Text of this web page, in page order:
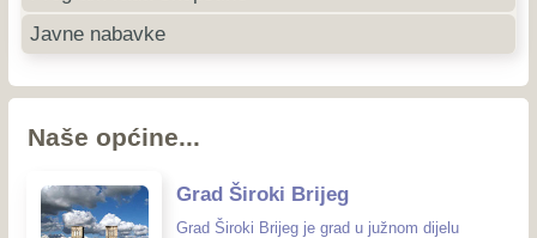
Javne nabavke
Naše općine...
Grad Široki Brijeg
Grad Široki Brijeg je grad u južnom dijelu